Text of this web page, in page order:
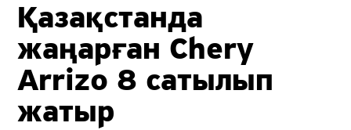
Қазақстанда
жаңарған Chery
Arrizo 8 сатылып
жатыр